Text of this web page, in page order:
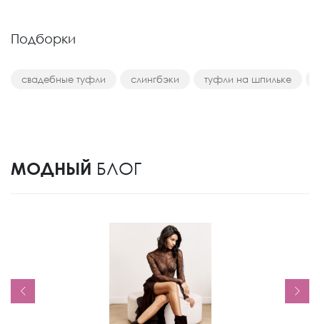
Подборки
свадебные туфли слингбэки туфли на шпильке
МОДНЫЙ БЛОГ